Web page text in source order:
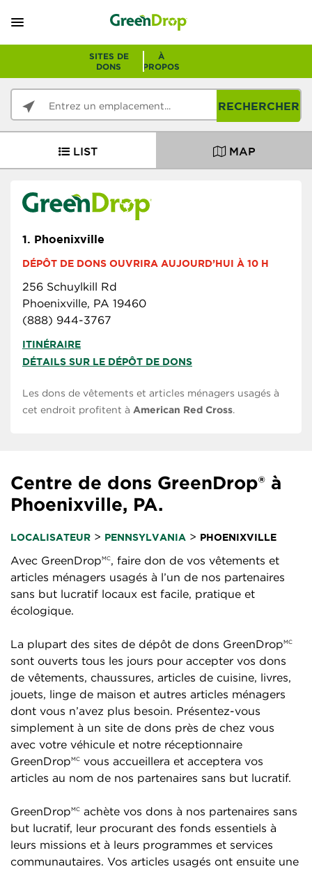
SITES DE
DONS
À
PROPOS
RECHERCHER
LIST MAP
1. Phoenixville
DÉPÔT DE DONS OUVRIRA AUJOURD’HUI À 10 H
256 Schuylkill Rd
Phoenixville, PA 19460
(888) 944-3767
ITINÉRAIRE
DÉTAILS SUR LE DÉPÔT DE DONS
Les dons de vêtements et articles ménagers usagés à
cet endroit profitent à American Red Cross.
Centre de dons GreenDrop® à
Phoenixville, PA.
LOCALISATEUR > PENNSYLVANIA > PHOENIXVILLE
Avec GreenDropMC, faire don de vos vêtements et
articles ménagers usagés à l’un de nos partenaires
sans but lucratif locaux est facile, pratique et
écologique.
La plupart des sites de dépôt de dons GreenDropMC
sont ouverts tous les jours pour accepter vos dons
de vêtements, chaussures, articles de cuisine, livres,
jouets, linge de maison et autres articles ménagers
dont vous n’avez plus besoin. Présentez-vous
simplement à un site de dons près de chez vous
avec votre véhicule et notre réceptionnaire
GreenDropMC vous accueillera et acceptera vos
articles au nom de nos partenaires sans but lucratif.
GreenDropMC achète vos dons à nos partenaires sans
but lucratif, leur procurant des fonds essentiels à
leurs missions et à leurs programmes et services
communautaires. Vos articles usagés ont ensuite une